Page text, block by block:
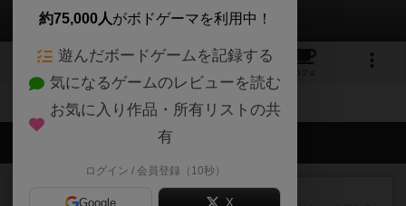
5 6
カフェ
会員の新しい投稿
街コロ通
約75,000人がボドゲーマを利用中！
遊んだボードゲームを記録する
気になるゲームのレビューを読む
お気に入り作品・所有リストの共
有
ログイン / 会員登録（10秒）
Google X